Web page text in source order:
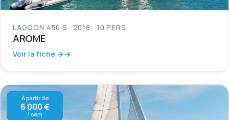
LAGOON 450 S 2018 10 PERS.
AROME
Voir la fiche →
À partir de
6 000 €
/ sem